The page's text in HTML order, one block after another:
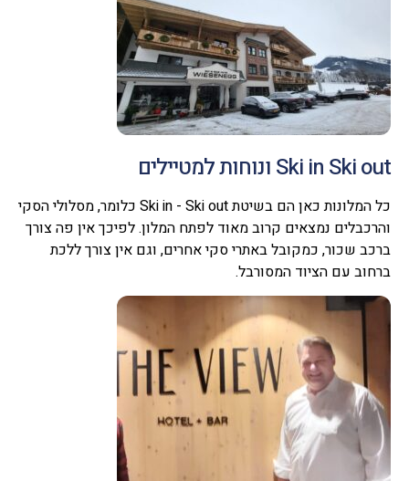
Ski in Ski out ונוחות למטיילים
כל המלונות כאן הם בשיטת Ski in - Ski out כלומר, מסלולי הסקי
והרכבלים נמצאים קרוב מאוד לפתח המלון. לפיכך אין פה צורך
ברכב שכור, כמקובל באתרי סקי אחרים, וגם אין צורך ללכת
ברחוב עם הציוד המסורבל.